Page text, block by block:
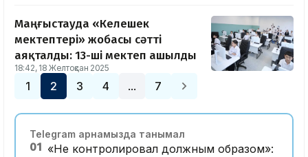
Маңғыстауда «Келешек
мектептері» жобасы сәтті
аяқталды: 13-ші мектеп ашылды
18:42, 18 Желтоқсан 2025
1 2 3 4 … 7
Telegram арнамызда танымал
01 «Не контролировал должным образом»: